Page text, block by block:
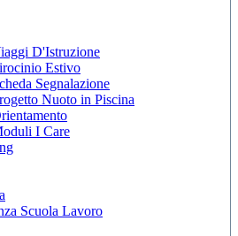
D'Istruzione
Estivo
Segnalazione
Nuoto in Piscina
I Care
Scuola Lavoro